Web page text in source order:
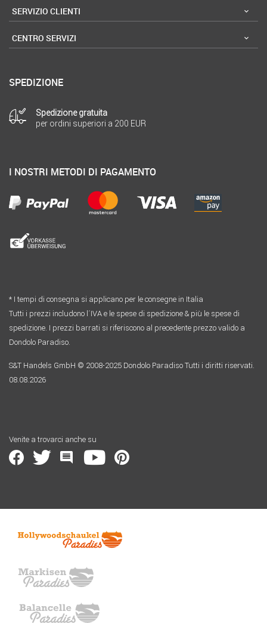
SERVIZIO CLIENTI
CENTRO SERVIZI
SPEDIZIONE
Spedizione gratuita
per ordini superiori a 200 EUR
I NOSTRI METODI DI PAGAMENTO
* I tempi di consegna si applicano per le consegne in Italia
Tutti i prezzi includono l´IVA e le spese di spedizione & più le spese di
spedizione. I prezzi barrati si riferiscono al precedente prezzo valido a
Dondolo Paradiso.
S&T Handels GmbH © 2008-2025 Dondolo Paradiso Tutti i diritti riservati.
08.08.2026
Venite a trovarci anche su